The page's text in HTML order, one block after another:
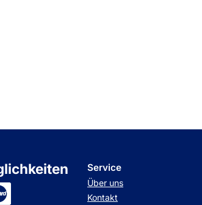
Service
Über uns
Kontakt